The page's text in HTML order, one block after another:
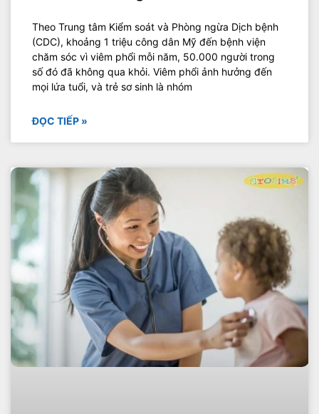
Theo Trung tâm Kiểm soát và Phòng ngừa Dịch bệnh
(CDC), khoảng 1 triệu công dân Mỹ đến bệnh viện
chăm sóc vì viêm phổi mỗi năm, 50.000 người trong
số đó đã không qua khỏi. Viêm phổi ảnh hưởng đến
mọi lứa tuổi, và trẻ sơ sinh là nhóm
ĐỌC TIẾP »